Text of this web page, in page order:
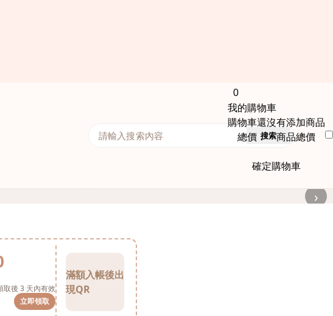
0
我的購物車
購物車還沒有添加商品
總價： 商品總價
確定購物車
搜索
›
取後 3 天內有效
立即領取
滿額入帳後出
現QR